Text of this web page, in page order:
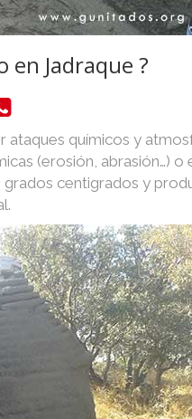
Jadraque ?
ataques químicos y
(erosión, abrasión…)
centigrados y